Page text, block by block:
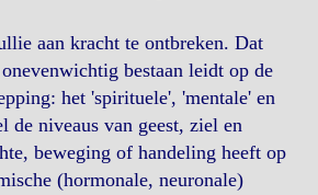
aan kracht te ontbreken. Dat
bestaan leidt op de
het 'spirituele', 'mentale' en
de niveaus van geest, ziel en
beweging of handeling heeft op
(hormonale, neuronale)